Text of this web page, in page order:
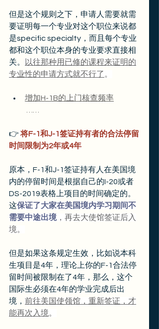
但是这个规则之下，申请人需要就需
要证明每一个专业对这个职位来说都
是specific specialty，而且每个专业
都和这个职位本身的专业要求直接相
关。
以往那种用已修的课程来证明的
专业性的申请方式就不行了。
增加H-1B的上门核查频率
……
👉 将F-1和J-1签证持有者的合法停留
时间限制为2年或4年
原本，F-1和J-1签证持有人在美国境
内的停留时间是根据自己的I-20或者
DS-2019表格上项目的时间确定的。
这保证了大家在美国境内学习期间不
需要中途出境 ，再去大使馆签证后入
境。
但是如果这条规定生效，比如说本科
生项目是4年，理论上你的F-1合法停
留时间被限制在了4年，那么，这个
国际生必须在4年的学业完成后出
境， 前往美国使领馆，重新签证，才
能再次入境。